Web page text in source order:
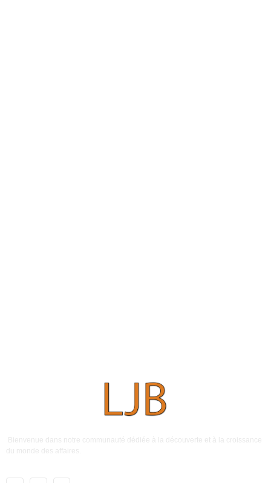
Bienvenue dans notre communauté dédiée à la découverte et à la croissance
du monde des affaires.